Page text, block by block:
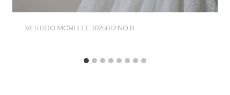
VESTIDO MORI LEE 1025012 NO.8